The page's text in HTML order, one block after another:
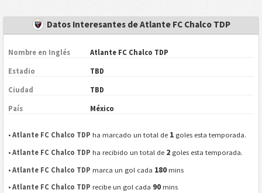
Datos Interesantes de Atlante FC Chalco TDP
Nombre en Inglés Atlante FC Chalco TDP
Estadio TBD
Ciudad TBD
País México
•Atlante FC Chalco TDP ha marcado un total de 1 goles esta temporada.
•Atlante FC Chalco TDP ha recibido un total de 2 goles esta temporada.
•Atlante FC Chalco TDP marca un gol cada 180 mins
•Atlante FC Chalco TDP recibe un gol cada 90 mins